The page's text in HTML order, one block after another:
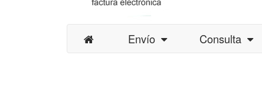
Envío Consulta